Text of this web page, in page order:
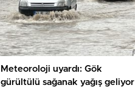
Meteoroloji uyardı: Gök
gürültülü sağanak yağış geliyor